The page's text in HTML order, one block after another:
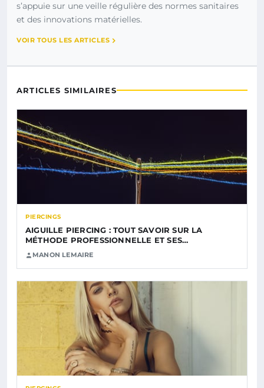
s’appuie sur une veille régulière des normes sanitaires
et des innovations matérielles.
VOIR TOUS LES ARTICLES
ARTICLES SIMILAIRES
PIERCINGS
AIGUILLE PIERCING : TOUT SAVOIR SUR LA
MÉTHODE PROFESSIONNELLE ET SES…
MANON LEMAIRE